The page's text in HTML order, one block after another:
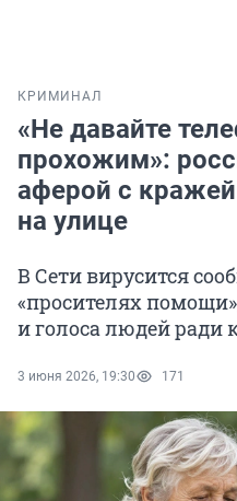
КРИМИНАЛ
«Не давайте
прохожим»:
аферой с
на улице
В Сети вирусится
«просителях
и голоса людей ради
3 июня 2026, 19:30 171